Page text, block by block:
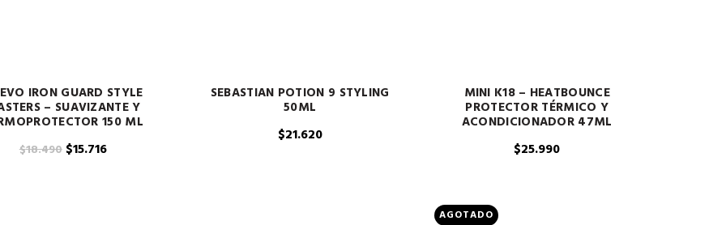
IRON GUARD STYLE
– SUAVIZANTE Y
150 ML
$18.490 El
$15.716El
SEBASTIAN POTION 9 STYLING
50ML
$21.620
MINI K18 – HEATBOUNCE
PROTECTOR TÉRMICO Y
ACONDICIONADOR 47ML
$25.990
AGOTADO